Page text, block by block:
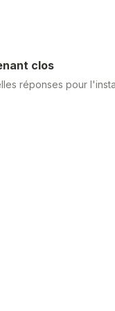
clos
réponses pour